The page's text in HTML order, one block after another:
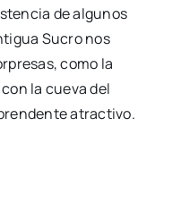
de algu­nos
Sucro nos
como la
la cue­va del
atrac­ti­vo.